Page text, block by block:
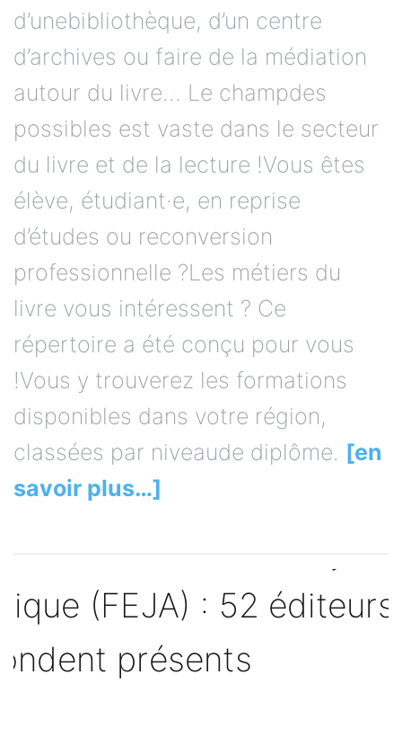
d’unebibliothèque, d’un centre
d’archives ou faire de la médiation
autour du livre… Le champdes
possibles est vaste dans le secteur
du livre et de la lecture !Vous êtes
élève, étudiant·e, en reprise
d’études ou reconversion
professionnelle ?Les métiers du
livre vous intéressent ? Ce
répertoire a été conçu pour vous
!Vous y trouverez les formations
disponibles dans votre région,
classées par niveaude diplôme. [en
savoir plus…]